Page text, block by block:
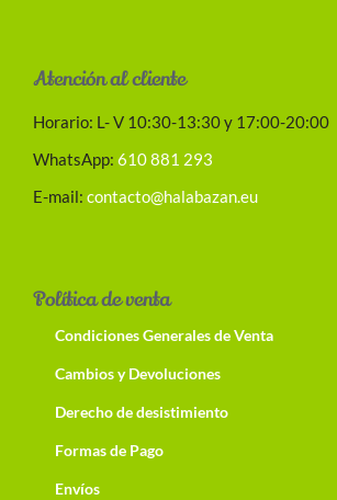
Atención al cliente
Horario: L- V 10:30-13:30 y 17:00-20:00
WhatsApp: 610 881 293
E-mail: contacto@halabazan.eu
Política de venta
Condiciones Generales de Venta
Cambios y Devoluciones
Derecho de desistimiento
Formas de Pago
Envíos